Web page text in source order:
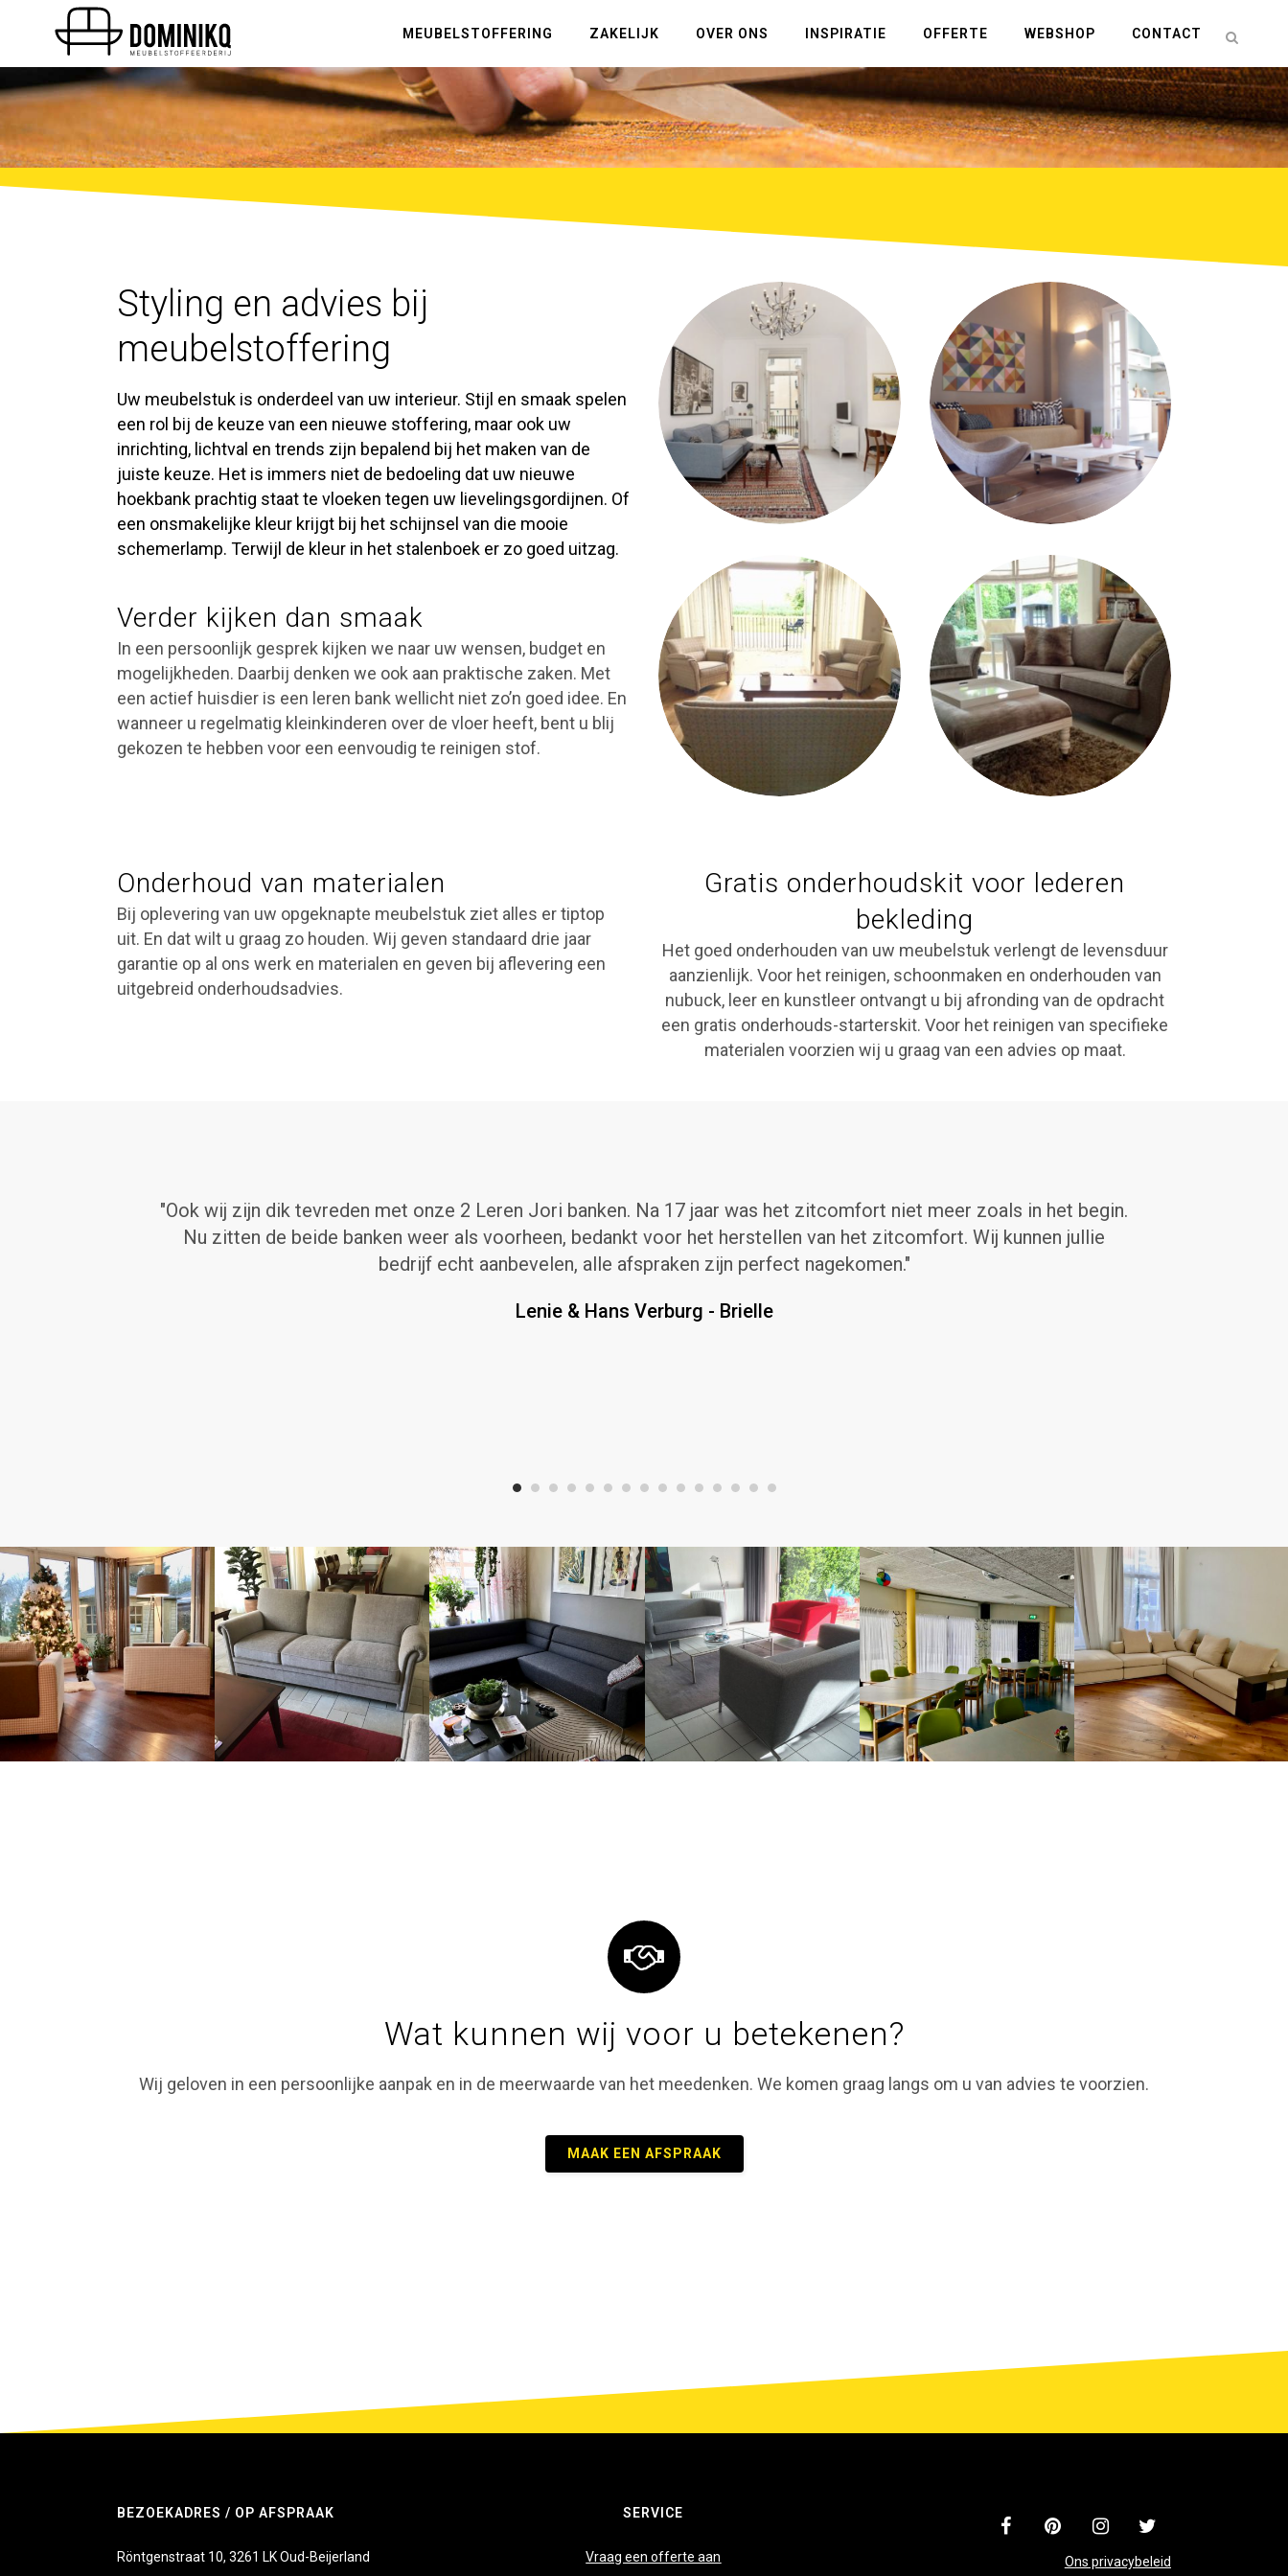
MEUBELSTOFFERING ZAKELIJK OVER ONS INSPIRATIE OFFERTE WEBSHOP CONTACT
Styling en advies bij
meubelstoffering
Uw meubelstuk is onderdeel van uw interieur. Stijl en smaak spelen
een rol bij de keuze van een nieuwe stoffering, maar ook uw
inrichting, lichtval en trends zijn bepalend bij het maken van de
juiste keuze. Het is immers niet de bedoeling dat uw nieuwe
hoekbank prachtig staat te vloeken tegen uw lievelingsgordijnen. Of
een onsmakelijke kleur krijgt bij het schijnsel van die mooie
schemerlamp. Terwijl de kleur in het stalenboek er zo goed uitzag.
Verder kijken dan smaak
In een persoonlijk gesprek kijken we naar uw wensen, budget en
mogelijkheden. Daarbij denken we ook aan praktische zaken. Met
een actief huisdier is een leren bank wellicht niet zo’n goed idee. En
wanneer u regelmatig kleinkinderen over de vloer heeft, bent u blij
gekozen te hebben voor een eenvoudig te reinigen stof.
Onderhoud van materialen
Bij oplevering van uw opgeknapte meubelstuk ziet alles er tiptop
uit. En dat wilt u graag zo houden. Wij geven standaard drie jaar
garantie op al ons werk en materialen en geven bij aflevering een
uitgebreid onderhoudsadvies.
Gratis onderhoudskit voor lederen
bekleding
Het goed onderhouden van uw meubelstuk verlengt de levensduur
aanzienlijk. Voor het reinigen, schoonmaken en onderhouden van
nubuck, leer en kunstleer ontvangt u bij afronding van de opdracht
een gratis onderhouds-starterskit. Voor het reinigen van specifieke
materialen voorzien wij u graag van een advies op maat.
"Ook wij zijn dik tevreden met onze 2 Leren Jori banken. Na 17 jaar was het zitcomfort niet meer zoals in het begin.
Nu zitten de beide banken weer als voorheen, bedankt voor het herstellen van het zitcomfort. Wij kunnen jullie
bedrijf echt aanbevelen, alle afspraken zijn perfect nagekomen."
Lenie & Hans Verburg- Brielle
Wat kunnen wij voor u betekenen?
Wij geloven in een persoonlijke aanpak en in de meerwaarde van het meedenken. We komen graag langs om u van advies te voorzien.
MAAK EEN AFSPRAAK
BEZOEKADRES / OP AFSPRAAK
Röntgenstraat 10, 3261 LK Oud-Beijerland
SERVICE
Vraag een offerte aan
Ons privacybeleid